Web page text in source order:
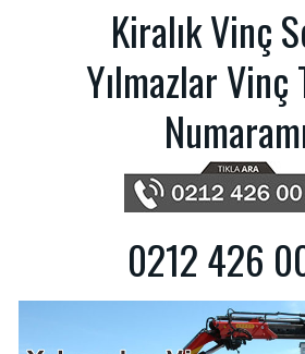
Kiralık Vinç
Yılmazlar Vinç
0212 426